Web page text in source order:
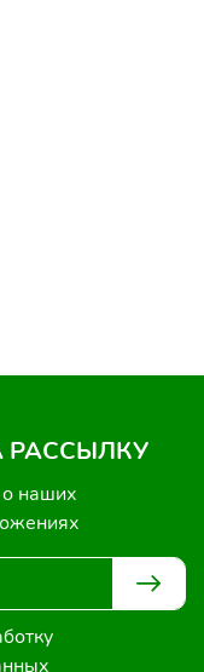
РАССЫЛКУ
наших